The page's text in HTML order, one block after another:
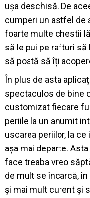
ușa deschisă. De
cumperi un astfel de
foarte multe chestii
să le pui pe rafturi
să poată să îți
În plus de asta
spectaculos de bine
customizat fiecare
periile la un anumit
uscarea periilor, la
așa mai departe.
face treaba vreo
de mult se încarcă,
și mai mult curent și